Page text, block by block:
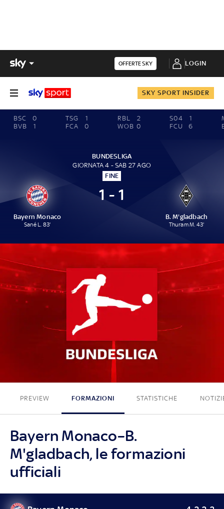
OFFERTE SKY LOGIN
SKY SPORT INSIDER
BSC
0
BVB
1
TSG
1
FCA
0
RBL
2
WOB 0
S04
1
FCU
6
BUNDESLIGA
GIORNATA 4 - SAB 27 AGO
FINE
Bayern Monaco
Sané L. 83'
1 - 1
B. M'gladbach
Thuram M. 43'
1 - 1
PREVIEW FORMAZIONI STATISTICHE
Bayern Monaco–B.
M'gladbach, le formazioni
ufficiali